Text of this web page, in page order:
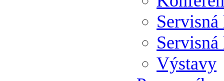
Výstavy